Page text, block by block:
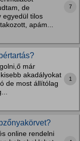
de
egyedül tilos
apám...
7
már
akadályokat
de most állítólag
1
online rendelni